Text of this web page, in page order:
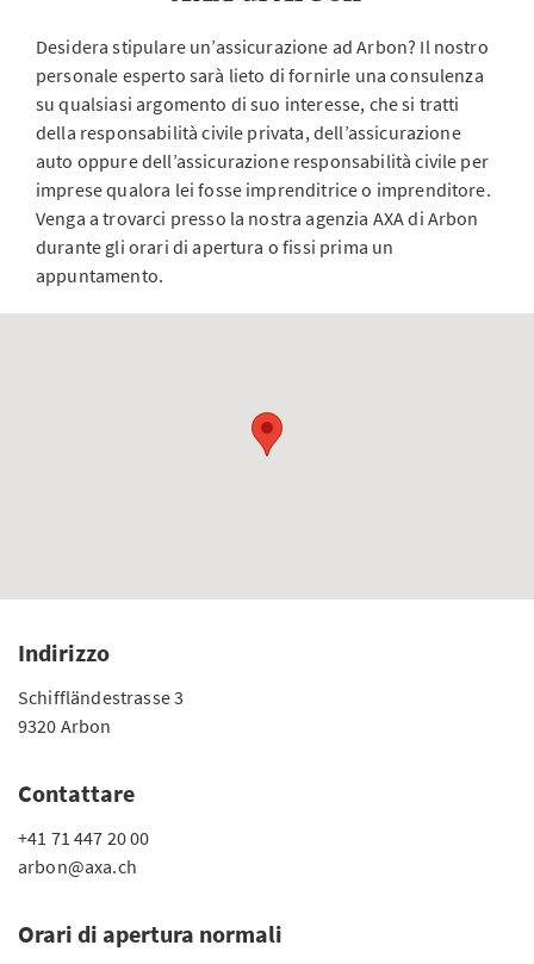
Desidera stipulare un’assicurazione ad Arbon? Il nostro
personale esperto sarà lieto di fornirle una consulenza
su qualsiasi argomento di suo interesse, che si tratti
della responsabilità civile privata, dell’assicurazione
auto oppure dell’assicurazione responsabilità civile per
imprese qualora lei fosse imprenditrice o imprenditore.
Venga a trovarci presso la nostra agenzia AXA di Arbon
durante gli orari di apertura o fissi prima un
appuntamento.
Indirizzo
Schiffländestrasse 3
9320 Arbon
Contattare
+41 71 447 20 00
arbon@axa.ch
Orari di apertura normali